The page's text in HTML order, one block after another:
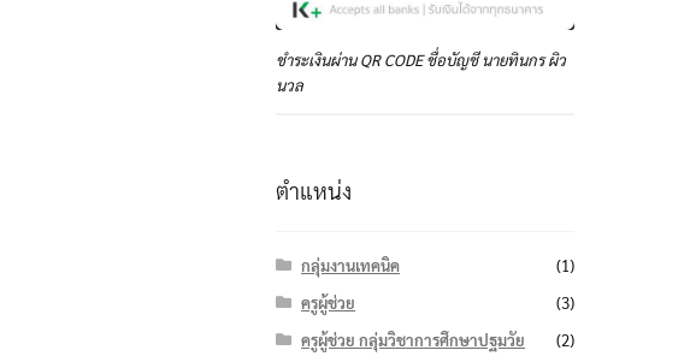
ชำระเงินผ่าน QR CODE ชื่อบัญชี นายทินกร ผิว
นวล
ตำแหน่ง
กลุ่มงานเทคนิค
(1)
ครูผู้ช่วย
(3)
ครูผู้ช่วย กลุ่มวิชาการศึกษาปฐมวัย
(2)